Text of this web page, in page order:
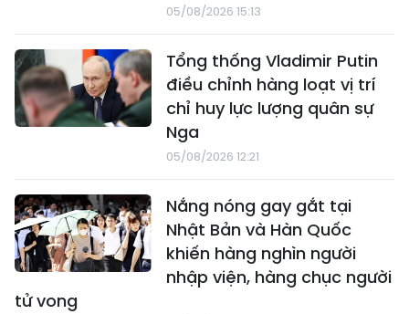
05/08/2026 15:13
Tổng thống Vladimir Putin
điều chỉnh hàng loạt vị trí
chỉ huy lực lượng quân sự
Nga
05/08/2026 12:21
Nắng nóng gay gắt tại
Nhật Bản và Hàn Quốc
khiến hàng nghìn người
nhập viện, hàng chục người
tử vong